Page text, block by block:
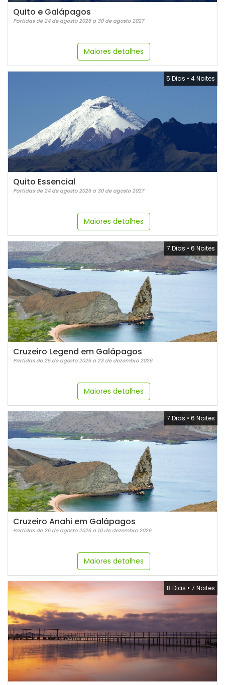
Quito e Galápagos
Partidas de 24 de agosto 2026 a 30 de agosto 2027
Maiores detalhes
5 Dias • 4 Noites
Quito Essencial
Partidas de 24 de agosto 2026 a 30 de agosto 2027
Maiores detalhes
7 Dias • 6 Noites
Cruzeiro Legend em Galápagos
Partidas de 25 de agosto 2026 a 23 de dezembro 2026
Maiores detalhes
7 Dias • 6 Noites
Cruzeiro Anahi em Galápagos
Partidas de 26 de agosto 2026 a 10 de dezembro 2026
Maiores detalhes
8 Dias • 7 Noites